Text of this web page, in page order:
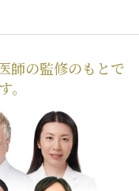
師の監修のもとで